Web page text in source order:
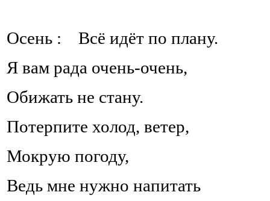
Осень : Всё идёт по плану.
Я вам рада очень-очень,
Обижать не стану.
Потерпите холод, ветер,
Мокрую погоду,
Ведь мне нужно напитать